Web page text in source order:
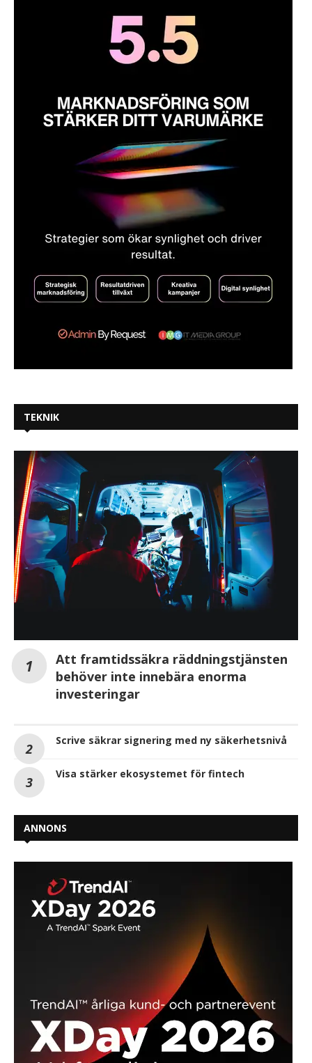
TEKNIK
Att framtidssäkra räddningstjänsten
behöver inte innebära enorma
investeringar
Scrive säkrar signering med ny säkerhetsnivå
Visa stärker ekosystemet för fintech
ANNONS